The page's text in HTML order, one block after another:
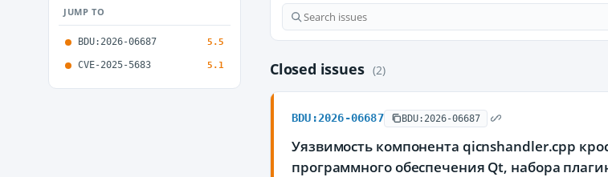
JUMP TO
BDU:2026-06687 5.5
CVE-2025-5683 5.1 Closed issues (2)
BDU:2026-06687 BDU:2026-06687
Уязвимость компонента qicnshandler.cpp
программного обеспечения Qt, набора